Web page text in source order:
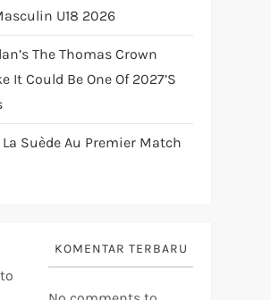
U18 2026
The Thomas Crown
It Could Be One Of 2027’s
Suède Au Premier Match
KOMENTAR TERBARU